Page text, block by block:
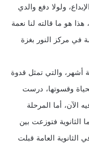
ولولا دفع والدي
هو ما قالته لنا نعمة
في مركز النور بغزة
والتي تمثل قدوة
وقسوتها، درست
الآن، أما المرحلة
الثانوية فتوزعت بين
الثانوية العامة قبلت